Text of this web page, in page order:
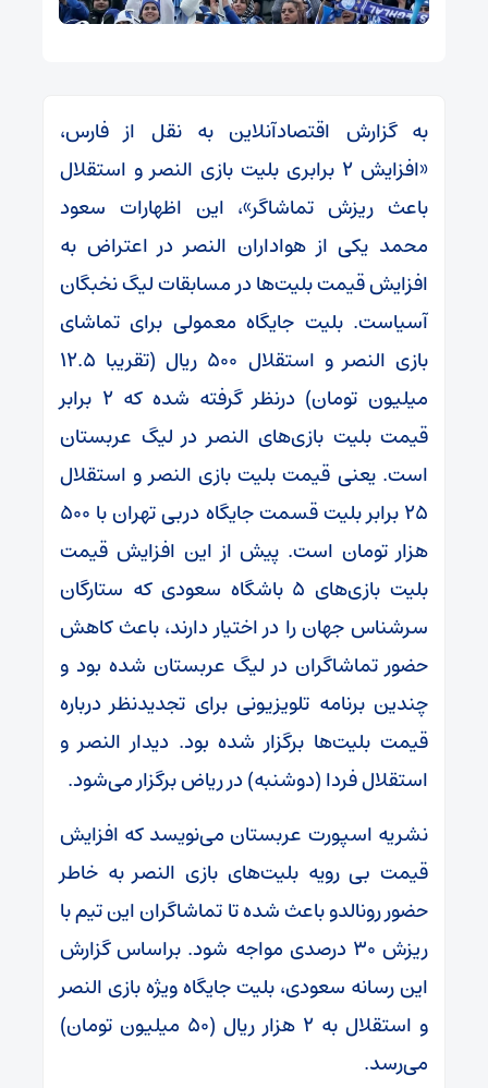
به گزارش اقتصادآنلاین به نقل از فارس،
«افزایش ۲ برابری بلیت بازی النصر و استقلال
باعث ریزش تماشاگر»، این اظهارات سعود
محمد یکی از هواداران النصر در اعتراض به
افزایش قیمت بلیت‌ها در مسابقات لیگ نخبگان
آسیاست. بلیت جایگاه معمولی برای تماشای
بازی النصر و استقلال ۵۰۰ ریال (تقریبا ۱۲.۵
میلیون تومان) درنظر گرفته شده که ۲ برابر
قیمت بلیت بازی‌های النصر در لیگ عربستان
است. یعنی قیمت بلیت بازی النصر و استقلال
۲۵ برابر بلیت قسمت جایگاه دربی تهران با ۵۰۰
هزار تومان است. پیش از این افزایش قیمت
بلیت بازی‌های ۵ باشگاه سعودی که ستارگان
سرشناس جهان را در اختیار دارند، باعث کاهش
حضور تماشاگران در لیگ عربستان شده بود و
چندین برنامه تلویزیونی برای تجدیدنظر درباره
قیمت بلیت‌ها برگزار شده بود. دیدار النصر و
استقلال فردا (دوشنبه) در ریاض برگزار می‌شود.
نشریه اسپورت عربستان می‌نویسد که افزایش
قیمت بی رویه بلیت‌های بازی النصر به خاطر
حضور رونالدو باعث شده تا تماشاگران این تیم با
ریزش ۳۰ درصدی مواجه شود. براساس گزارش
این رسانه سعودی، بلیت جایگاه ویژه بازی النصر
و استقلال به ۲ هزار ریال (۵۰ میلیون تومان)
می‌رسد.